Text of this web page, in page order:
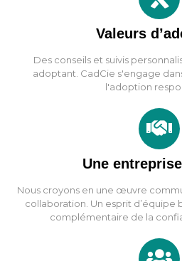
Valeurs
Des conseils et suivis
adoptant. CadCie s'engage
l'adoption
Une
Nous croyons en une œuvre
collaboration. Un esprit d’équipe
complémentaire de la